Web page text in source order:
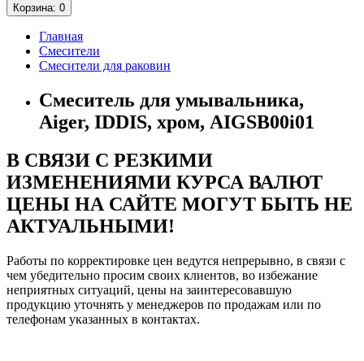
Корзина: 0
Главная
Смесители
Смесители для раковин
Cмеситель для умывальника,
Aiger, IDDIS, хром, AIGSB00i01
В СВЯЗИ С РЕЗКИМИ
ИЗМЕНЕНИЯМИ КУРСА ВАЛЮТ
ЦЕНЫ НА САЙТЕ МОГУТ БЫТЬ НЕ
АКТУАЛЬНЫМИ!
Работы по корректировке цен ведутся непрерывно, в связи с
чем убедительно просим своих клиентов, во избежание
неприятных ситуаций, цены на заинтересовавшую
продукцию уточнять у менеджеров по продажам или по
телефонам указанных в контактах.